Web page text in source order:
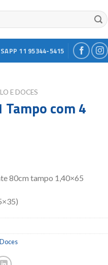
11 95344-5415
E DOCES
com 4
80cm tampo 1,40×65